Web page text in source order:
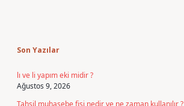
Son Yazılar
lı ve li yapım eki midir ?
Ağustos 9, 2026
Tahsil muhasebe fişi nedir ve ne zaman kullanılır ?